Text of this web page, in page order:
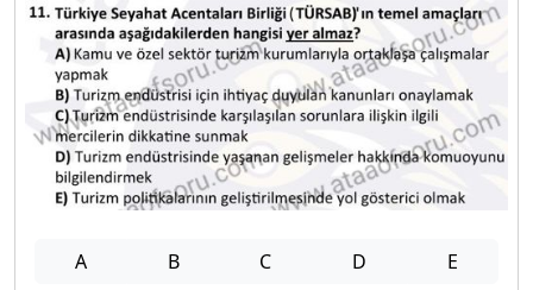
A B C D E